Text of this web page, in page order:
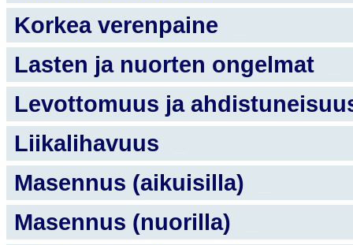
Korkea verenpaine
Lasten ja nuorten ongelmat
Levottomuus ja
Liikalihavuus
Masennus (aikuisilla)
Masennus (nuorilla)